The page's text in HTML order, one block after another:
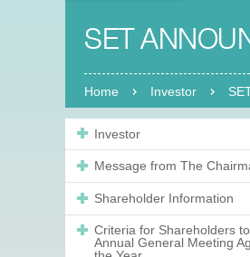
SET
Home Investor
Investor
Message from The
Shareholder Information
Criteria for Shareholders
Annual General Meeting